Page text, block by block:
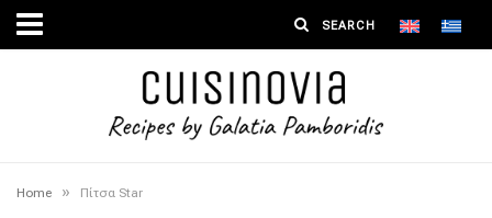
Home » Πίτσα Star